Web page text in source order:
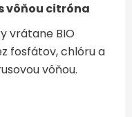
vôňou citróna
vrátane BIO
fosfátov, chlóru a
vôňou.